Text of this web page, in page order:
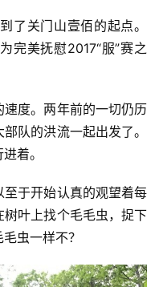
了关门山壹佰的起点。
完美抚慰2017“服”赛之
度。两年前的一切仍历
队的洪流一起出发了。
着。
于开始认真的观望着每
叶上找个毛毛虫，捉下
虫一样不？